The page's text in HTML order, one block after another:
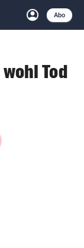
account_circle
Anmelden
Abo
Schließen
Tod